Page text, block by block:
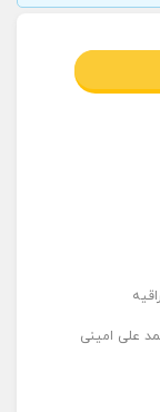
علی امینی